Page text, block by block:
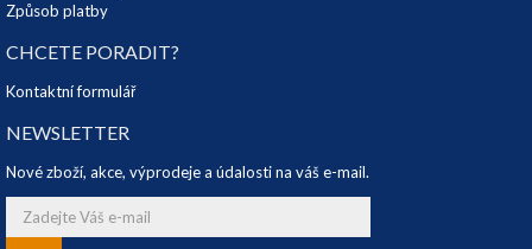
Způsob platby
CHCETE PORADIT?
Kontaktní formulář
NEWSLETTER
Nové zboží, akce, výprodeje a údalosti na váš e-mail.